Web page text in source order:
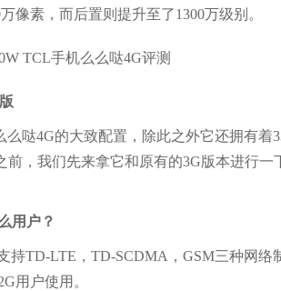
像素，而后置则提升至了1300万级别。
么哒4G的大致配置，除此之外它还拥有
前，我们先来拿它和原有的3G版本进行
用户？
持TD-LTE，TD-SCDMA，GSM三种网
用户使用。